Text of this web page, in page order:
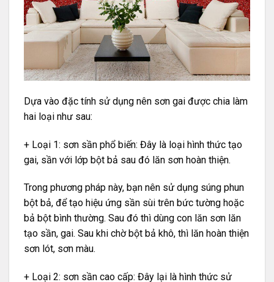
Dựa vào đặc tính sử dụng nên sơn gai được chia làm
hai loại như sau:
+ Loại 1: sơn sần phổ biến: Đây là loại hình thức tạo
gai, sần với lớp bột bả sau đó lăn sơn hoàn thiện.
Trong phương pháp này, bạn nên sử dụng súng phun
bột bả, để tạo hiệu ứng sần sùi trên bức tường hoặc
bả bột bình thường. Sau đó thì dùng con lăn sơn lăn
tạo sần, gai. Sau khi chờ bột bả khô, thì lăn hoàn thiện
sơn lót, sơn màu.
+ Loại 2: sơn sần cao cấp: Đây lại là hình thức sử